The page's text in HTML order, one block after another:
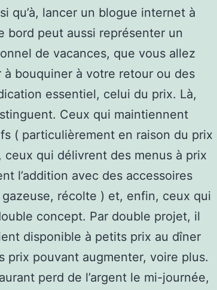
qu’à, lancer un blogue internet à
bord peut aussi représenter un
de vacances, que vous allez
bouquiner à votre retour ou des
essentiel, celui du prix. Là,
Ceux qui maintiennent
( particulièrement en raison du prix
ceux qui délivrent des menus à prix
l’addition avec des accessoires
récolte ) et, enfin, ceux qui
concept. Par double projet, il
disponible à petits prix au dîner
prix pouvant augmenter, voire plus.
perd de l’argent le mi-journée,